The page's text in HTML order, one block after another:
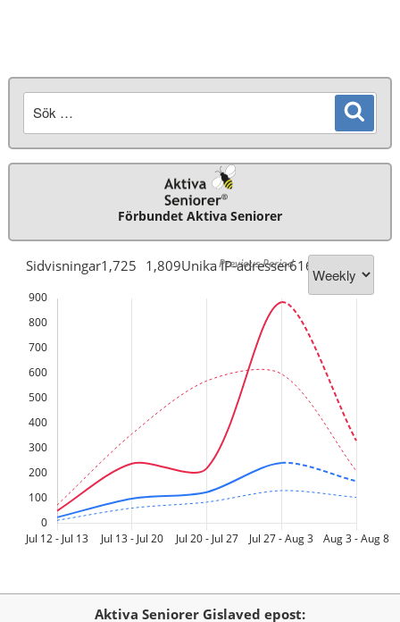
efter:
Förbundet Aktiva Seniorer
-- Previous Period
Sidvisningar1,725 1,809Unika IP-adresser616
Aktiva Seniorer Gislaved epost: